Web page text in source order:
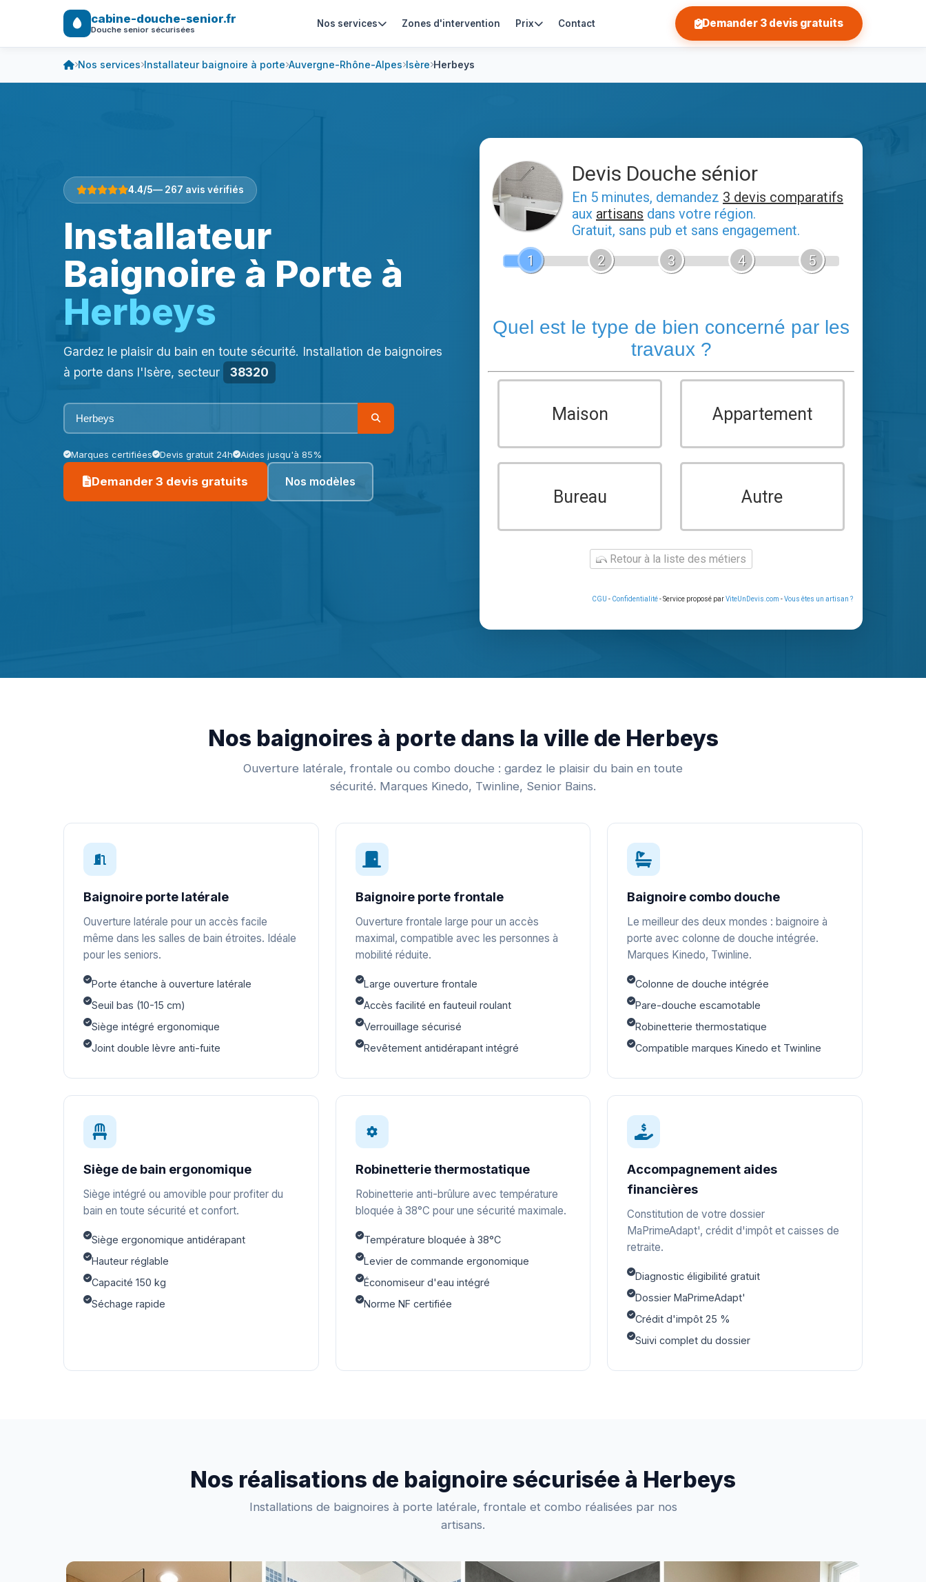
cabine-douche-senior.fr
Douche senior sécurisées
Nos services Zones d'intervention Prix Contact Demander 3 devis gratuits
Nos services Installateur baignoire à porte Auvergne-Rhône-Alpes Isère Herbeys
4.4/5— 267 avis vérifiés
Installateur
Baignoire à Porte à
Herbeys
Gardez le plaisir du bain en toute sécurité. Installation de baignoires
à porte dans l'Isère, secteur
38320
Marques certifiées Devis gratuit 24h Aides jusqu'à 85%
Demander 3 devis gratuits Nos modèles
Devis Douche sénior
En 5 minutes, demandez 3 devis comparatifs
aux artisans dans votre région.
Gratuit, sans pub et sans engagement.
1
2 3 4 5
Quel est le type de bien concerné par les
travaux ?
Maison Appartement
Bureau Autre
Retour à la liste des métiers
CGU - Confidentialité- Service proposé parViteUnDevis.com -Vous êtes un artisan ?
Nos baignoires à porte dans la ville de Herbeys
Ouverture latérale, frontale ou combo douche : gardez le plaisir du bain en toute
sécurité. Marques Kinedo, Twinline, Senior Bains.
Baignoire porte latérale
Ouverture latérale pour un accès facile
même dans les salles de bain étroites. Idéale
pour les seniors.
Porte étanche à ouverture latérale
Seuil bas (10-15 cm)
Siège intégré ergonomique
Joint double lèvre anti-fuite
Baignoire porte frontale
Ouverture frontale large pour un accès
maximal, compatible avec les personnes à
mobilité réduite.
Large ouverture frontale
Accès facilité en fauteuil roulant
Verrouillage sécurisé
Revêtement antidérapant intégré
Baignoire combo douche
Le meilleur des deux mondes : baignoire à
porte avec colonne de douche intégrée.
Marques Kinedo, Twinline.
Colonne de douche intégrée
Pare-douche escamotable
Robinetterie thermostatique
Compatible marques Kinedo et Twinline
Siège de bain ergonomique
Siège intégré ou amovible pour profiter du
bain en toute sécurité et confort.
Siège ergonomique antidérapant
Hauteur réglable
Capacité 150 kg
Séchage rapide
Robinetterie thermostatique
Robinetterie anti-brûlure avec température
bloquée à 38°C pour une sécurité maximale.
Température bloquée à 38°C
Levier de commande ergonomique
Économiseur d'eau intégré
Norme NF certifiée
Accompagnement aides
financières
Constitution de votre dossier
MaPrimeAdapt', crédit d'impôt et caisses de
retraite.
Diagnostic éligibilité gratuit
Dossier MaPrimeAdapt'
Crédit d'impôt 25 %
Suivi complet du dossier
Nos réalisations de baignoire sécurisée à Herbeys
Installations de baignoires à porte latérale, frontale et combo réalisées par nos
artisans.